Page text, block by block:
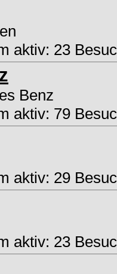
aktiv: 23
Benz
aktiv: 79
aktiv: 29
aktiv: 23